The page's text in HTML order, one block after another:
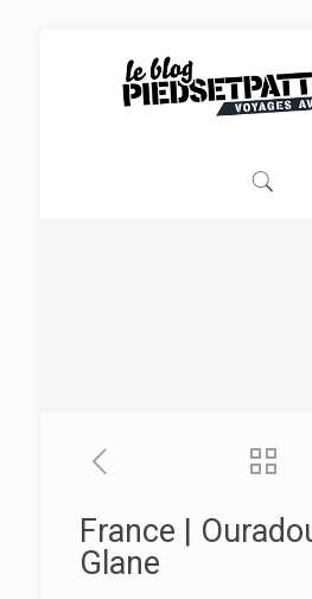
France |
Glane